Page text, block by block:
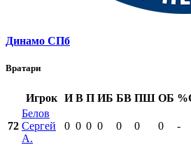
Динамо СПб
Вратари
Игрок И В П ИБ БВ ПШ ОБ
72
Белов
Сергей
А.
0 0 0 0 0 0 0 -